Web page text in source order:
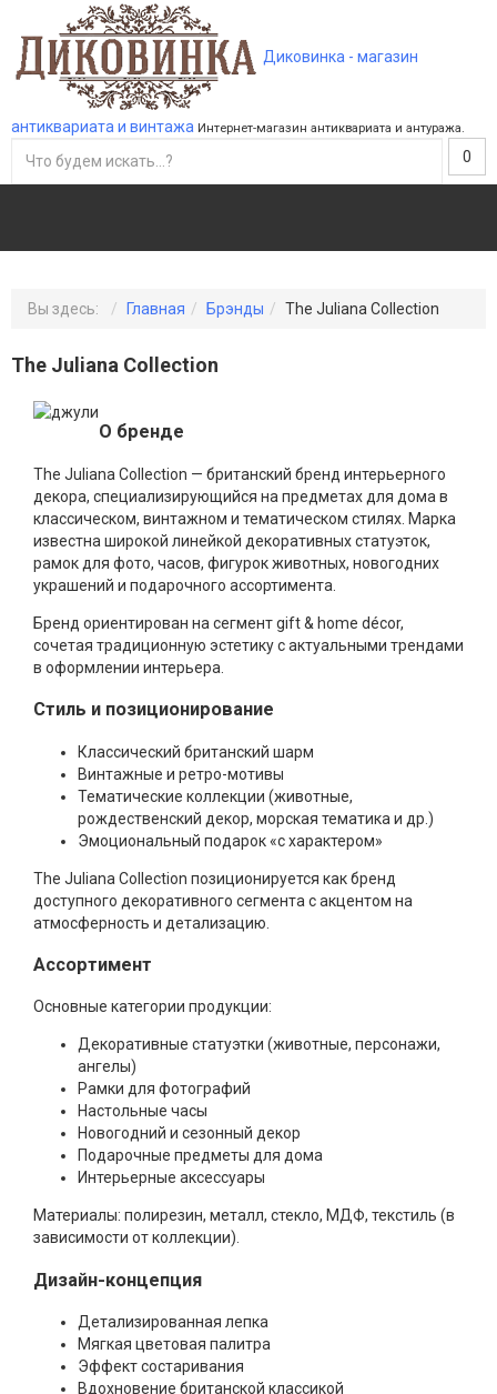
Диковинка - магазин
антиквариата и винтажа Интернет-магазин антиквариата и антуража.
0
Вы здесь: Главная Брэнды The Juliana Collection
The Juliana Collection
О бренде
The Juliana Collection — британский бренд интерьерного
декора, специализирующийся на предметах для дома в
классическом, винтажном и тематическом стилях. Марка
известна широкой линейкой декоративных статуэток,
рамок для фото, часов, фигурок животных, новогодних
украшений и подарочного ассортимента.
Бренд ориентирован на сегмент gift & home décor,
сочетая традиционную эстетику с актуальными трендами
в оформлении интерьера.
Стиль и позиционирование
Классический британский шарм
Винтажные и ретро-мотивы
Тематические коллекции (животные,
рождественский декор, морская тематика и др.)
Эмоциональный подарок «с характером»
The Juliana Collection позиционируется как бренд
доступного декоративного сегмента с акцентом на
атмосферность и детализацию.
Ассортимент
Основные категории продукции:
Декоративные статуэтки (животные, персонажи,
ангелы)
Рамки для фотографий
Настольные часы
Новогодний и сезонный декор
Подарочные предметы для дома
Интерьерные аксессуары
Материалы: полирезин, металл, стекло, МДФ, текстиль (в
зависимости от коллекции).
Дизайн-концепция
Детализированная лепка
Мягкая цветовая палитра
Эффект состаривания
Вдохновение британской классикой